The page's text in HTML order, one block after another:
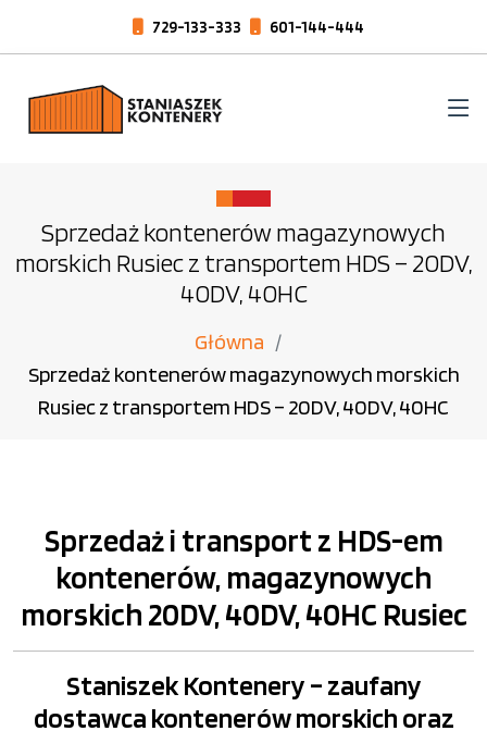
729-133-333 601-144-444
Sprzedaż kontenerów magazynowych
morskich Rusiec z transportem HDS – 20DV,
40DV, 40HC
Główna
Sprzedaż kontenerów magazynowych morskich
Rusiec z transportem HDS – 20DV, 40DV, 40HC
Sprzedaż i transport z HDS-em
kontenerów, magazynowych
morskich 20DV, 40DV, 40HC Rusiec
Staniszek Kontenery – zaufany
dostawca kontenerów morskich oraz